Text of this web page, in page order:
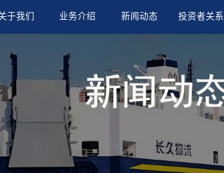
于我们 业务介绍 新闻动态 投资者关系